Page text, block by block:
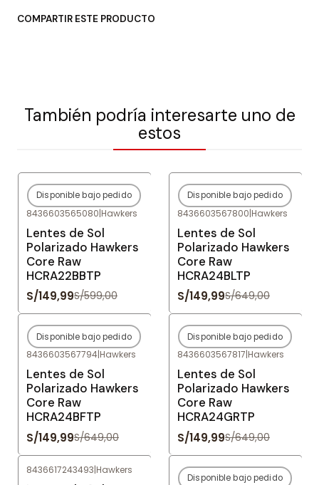
COMPARTIR ESTE PRODUCTO
También podría interesarte uno de
estos
-75%OFF
Agotado
Disponible bajo pedido
8436603565080|Hawkers
Lentes de Sol
Polarizado Hawkers
Core Raw
HCRA22BBTP
S/149,99S/599,00
-77%OFF
Agotado
Disponible bajo pedido
8436603567800|Hawkers
Lentes de Sol
Polarizado Hawkers
Core Raw
HCRA24BLTP
S/149,99S/649,00
-77%OFF
Agotado
Disponible bajo pedido
8436603567794|Hawkers
Lentes de Sol
Polarizado Hawkers
Core Raw
HCRA24BFTP
S/149,99S/649,00
-77%OFF
Agotado
Disponible bajo pedido
8436603567817|Hawkers
Lentes de Sol
Polarizado Hawkers
Core Raw
HCRA24GRTP
S/149,99S/649,00
8436617243493|Hawkers
-80%OFF
Disponible bajo pedido